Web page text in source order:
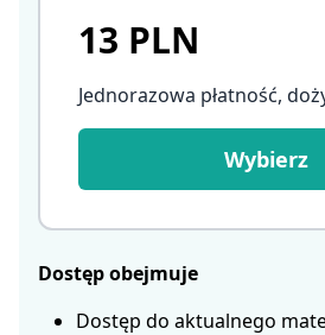
13 PLN
Jednorazowa płatność,
Wybierz
Dostęp obejmuje
Dostęp do aktualnego